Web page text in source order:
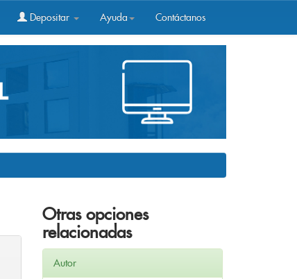
Depositar Ayuda Contáctanos
Otras opciones
relacionadas
Autor